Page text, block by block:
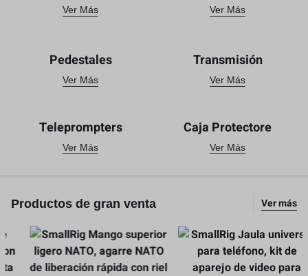
Ver Más Ver Más
Pedestales
Ver Más
Transmisión
Ver Más
Teleprompters
Ver Más
Caja Protectore
Ver Más
Productos de gran venta Ver más